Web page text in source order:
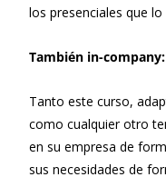
los presenciales que lo
También in-company:
Tanto este curso,
como cualquier otro
en su empresa de
sus necesidades de